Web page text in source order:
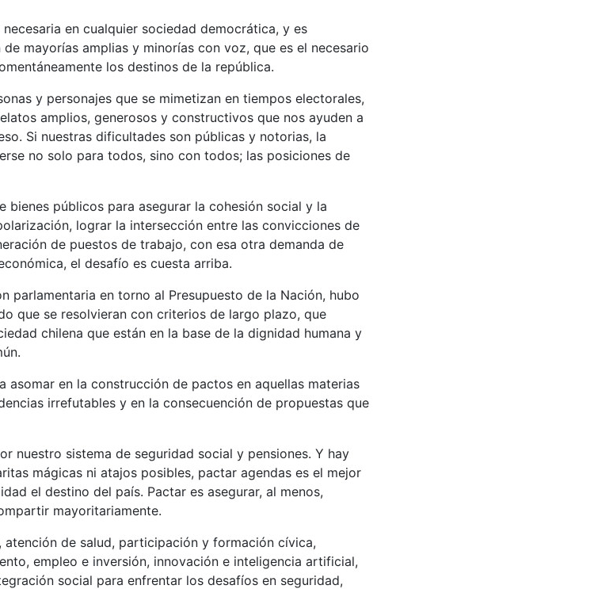
en cualquier sociedad democrática, y es
mayorías amplias y minorías con voz, que es el necesario
los destinos de la república.
y personajes que se mimetizan en tiempos electorales,
amplios, generosos y constructivos que nos ayuden a
Si nuestras dificultades son públicas y notorias, la
no solo para todos, sino con todos; las posiciones de
bienes públicos para asegurar la cohesión social y la
lograr la intersección entre las convicciones de
de puestos de trabajo, con esa otra demanda de
el desafío es cuesta arriba.
parlamentaria en torno al Presupuesto de la Nación, hubo
que se resolvieran con criterios de largo plazo, que
chilena que están en la base de la dignidad humana y
asomar en la construcción de pactos en aquellas materias
irrefutables y en la consecuención de propuestas que
nuestro sistema de seguridad social y pensiones. Y hay
mágicas ni atajos posibles, pactar agendas es el mejor
el destino del país. Pactar es asegurar, al menos,
mayoritariamente.
atención de salud, participación y formación cívica,
empleo e inversión, innovación e inteligencia artificial,
social para enfrentar los desafíos en seguridad,